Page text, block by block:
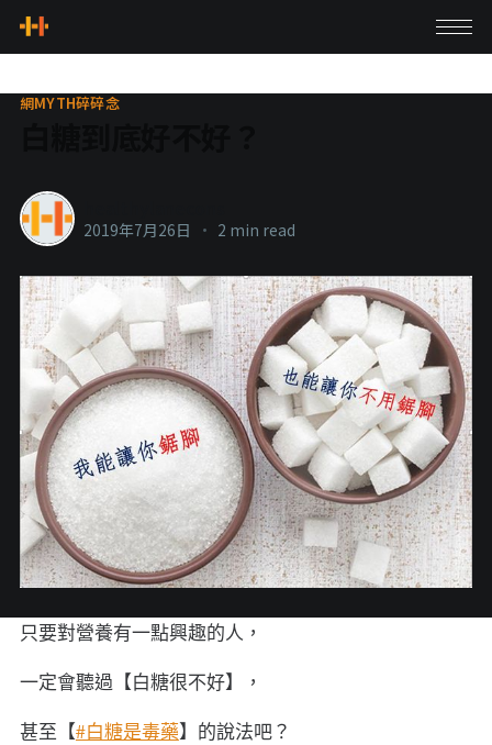
網MYTH碎碎念
2019年7月26日 • 2 min read
只要對營養有一點興趣的人，
一定會聽過【白糖很不好】，
甚至【#白糖是毒藥】的說法吧？